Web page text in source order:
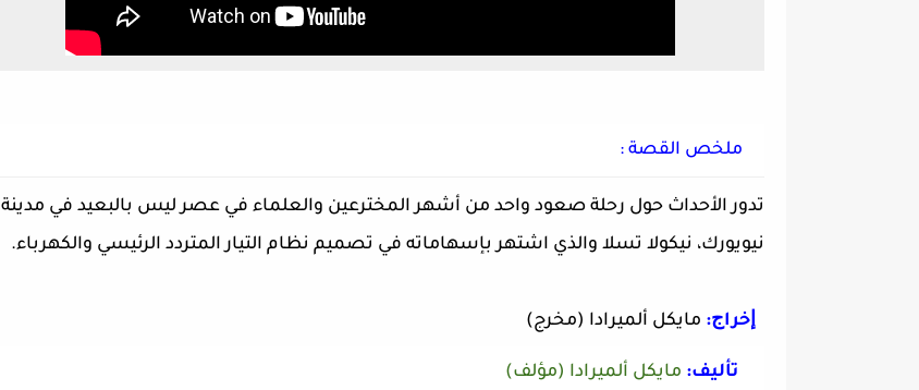
ملخص القصة :
تدور الأحداث حول رحلة صعود واحد من أشهر المخترعين والعلماء في عصر ليس بالبعيد في مدينة
نيويورك، نيكولا تسلا والذي اشتهر بإسهاماته في تصميم نظام التيار المتردد الرئيسي والكهرباء.
ﺇﺧﺮاﺝ: مايكل ألميرادا (مخرج)
ﺗﺄﻟﻴﻒ: مايكل ألميرادا (مؤلف)